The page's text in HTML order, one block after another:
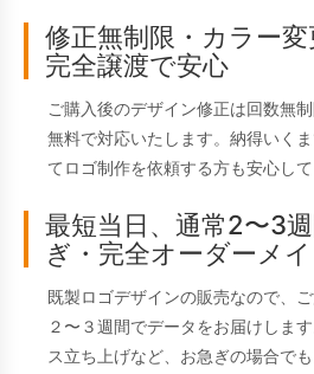
修正無制限・カラー
完全譲渡で安心
ご購入後のデザイン修正は回数無
無料で対応いたします。納得いく
てロゴ制作を依頼する方も安心して
最短当日、通常2〜3
ぎ・完全オーダーメ
既製ロゴデザインの販売なので、
２〜３週間でデータをお届けしま
ス立ち上げなど、お急ぎの場合で